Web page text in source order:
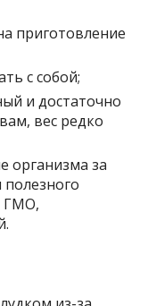
приготовление
с собой;
и достаточно
вес редко
организма за
полезного
ГМО,